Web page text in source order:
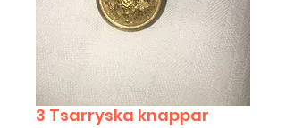
3 Tsarryska knappar